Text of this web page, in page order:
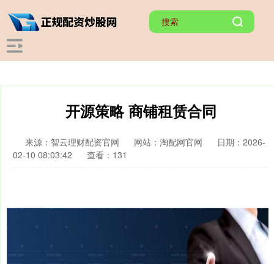
开源策略 商铺租赁合同
来源：智云理财配资官网 网站：淘配网官网
日期：2026-
02-10 08:03:42
查看：131